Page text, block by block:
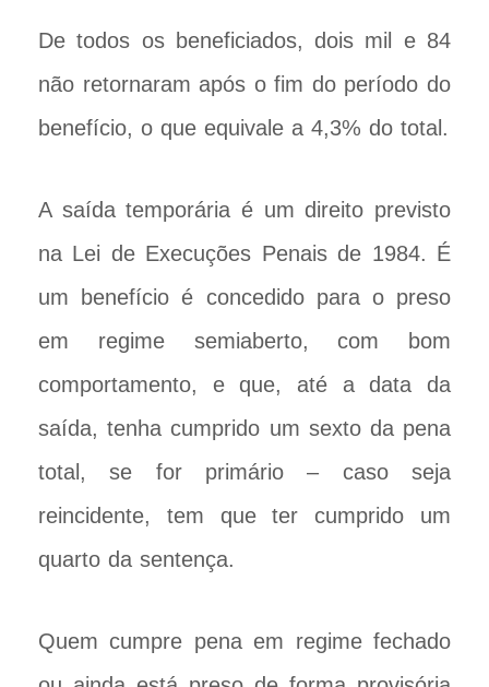
De todos os beneficiados, dois mil e 84
não retornaram após o fim do período do
benefício, o que equivale a 4,3% do total.
A saída temporária é um direito previsto
na Lei de Execuções Penais de 1984. É
um benefício é concedido para o preso
em regime semiaberto, com bom
comportamento, e que, até a data da
saída, tenha cumprido um sexto da pena
total, se for primário – caso seja
reincidente, tem que ter cumprido um
quarto da sentença.
Quem cumpre pena em regime fechado